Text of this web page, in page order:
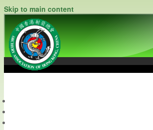
Skip to main content